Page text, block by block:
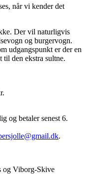
når vi kender det
Der vil naturligvis
og burgervogn.
udgangspunkt er der en
til den ekstra sultne.
og betaler senest 6.
.
og Viborg-Skive